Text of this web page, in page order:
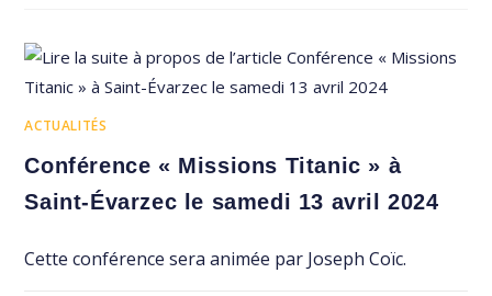
ACTUALITÉS
Conférence « Missions Titanic » à
Saint-Évarzec le samedi 13 avril 2024
Cette conférence sera animée par Joseph Coïc.